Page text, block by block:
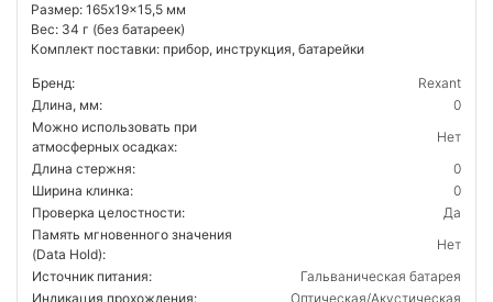
Размер: 165x19x15,5 мм
Вес: 34 г (без батареек)
Комплект поставки: прибор, инструкция, батарейки
Бренд:
Rexant
Длина, мм:
0
Можно использовать при
атмосферных осадках:
Нет
Длина стержня:
0
Ширина клинка:
0
Проверка целостности:
Да
Память мгновенного значения
(Data Hold):
Нет
Источник питания:
Гальваническая батарея
Индикация прохождения:
Оптическая/Акустическая